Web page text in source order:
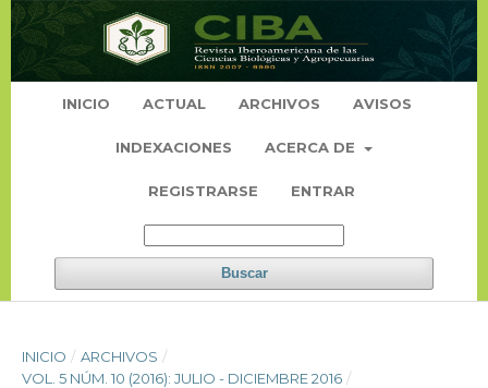
INICIO ACTUAL ARCHIVOS AVISOS
INDEXACIONES ACERCA DE
REGISTRARSE ENTRAR
Buscar
INICIO / ARCHIVOS /
VOL. 5 NÚM. 10 (2016): JULIO - DICIEMBRE 2016 /